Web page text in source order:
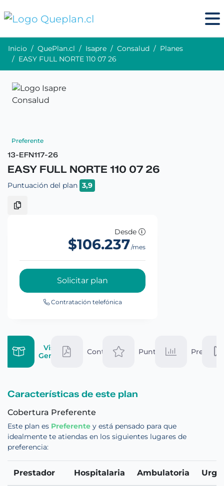
Inicio QuePlan.cl Isapre Consalud
Planes
EASY FULL NORTE 110 07 26
Preferente
13-EFN117-26
EASY FULL NORTE 110 07 26
Puntuación del plan 3,9
Desde
$106.237/mes
Solicitar plan
Contratación telefónica
Vista
General
Contrato Puntaje Precio
Características de este plan
Cobertura Preferente
Este plan es Preferente y está pensado para que
idealmente te atiendas en los siguientes lugares de
preferencia:
Prestador Hospitalaria Ambulatoria